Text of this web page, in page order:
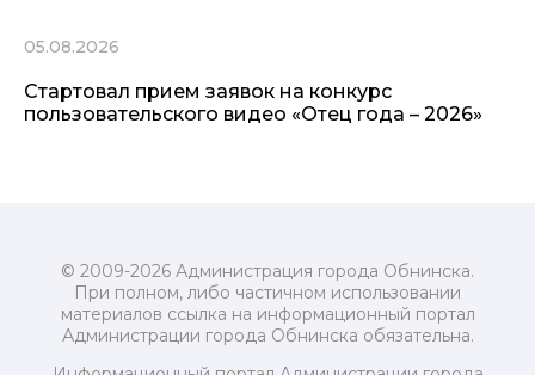
05.08.2026
Стартовал прием заявок на конкурс
пользовательского видео «Отец года – 2026»
© 2009-2026 Администрация города Обнинска.
При полном, либо частичном использовании
материалов ссылка на информационный портал
Администрации города Обнинска обязательна.